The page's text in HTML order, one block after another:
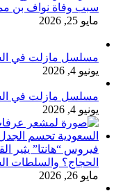
سبب وفاة نواف بن
مايو 25, 2026
مسلسل مازلت في
يونيو 4, 2026
مسلسل مازلت في
يونيو 4, 2026
فيروس “هانتا” يثير
الحجاج؟ والسلطات
مايو 26, 2026